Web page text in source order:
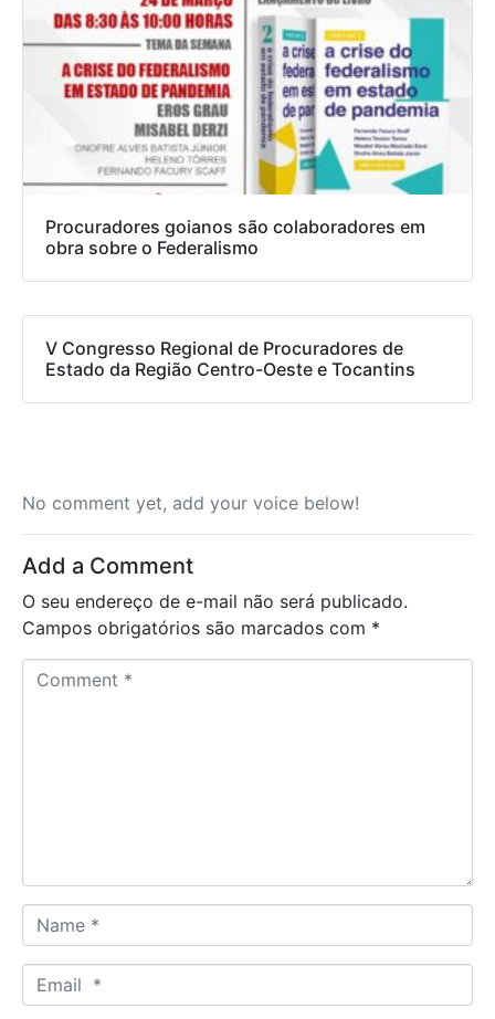
Procuradores goianos são colaboradores em
obra sobre o Federalismo
V Congresso Regional de Procuradores de
Estado da Região Centro-Oeste e Tocantins
No comment yet, add your voice below!
Add a Comment
O seu endereço de e-mail não será publicado.
Campos obrigatórios são marcados com *
a
m
m